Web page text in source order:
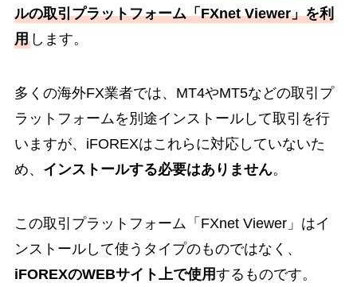
ルの取引プラットフォーム「FXnet Viewer」を利
用します。
多くの海外FX業者では、MT4やMT5などの取引プ
ラットフォームを別途インストールして取引を行
いますが、iFOREXはこれらに対応していないた
め、 インストールする必要はありません。
この取引プラットフォーム「FXnet Viewer」はイ
ンストールして使うタイプのものではなく、
iFOREXのWEBサイト上で使用するものです。